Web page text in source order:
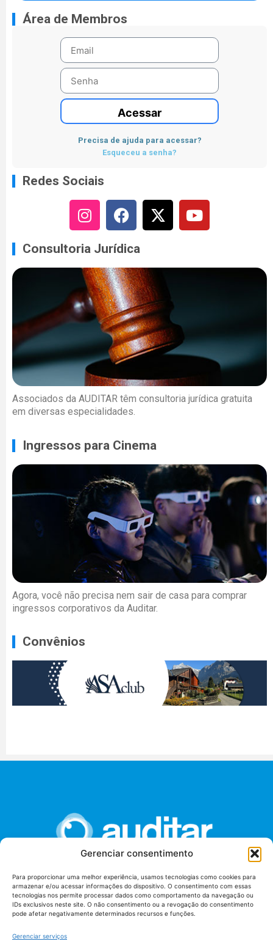
Gerenciar consentimento
Para proporcionar uma melhor experiência, usamos tecnologias como cookies para
armazenar e/ou acessar informações do dispositivo. O consentimento com essas
tecnologias nos permite processar dados como comportamento da navegação ou
IDs exclusivos neste site. O não consentimento ou a revogação do consentimento
pode afetar negativamente determinados recursos e funções.
Gerenciar serviços
Área de Membros
Acessar
Precisa de ajuda para acessar?
Esqueceu a senha?
Redes Sociais
Consultoria Jurídica
Associados da AUDITAR têm consultoria jurídica gratuita
em diversas especialidades.
Ingressos para Cinema
Agora, você não precisa nem sair de casa para comprar
ingressos corporativos da Auditar.
Convênios
União dos Auditores Federais de Controle Externo -
AUDITAR
Setor de Administração Federal Sul (SAF/Sul), Qd. 04, Lt. 01
Tribunal de Contas da União (TCU), Subsolo, Sala S04